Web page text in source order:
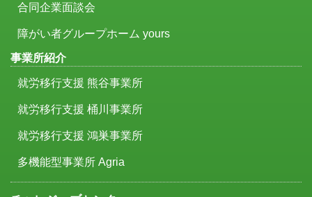
合同企業面談会
障がい者グループホーム yours
事業所紹介
就労移行支援 熊谷事業所
就労移行支援 桶川事業所
就労移行支援 鴻巣事業所
多機能型事業所 Agria